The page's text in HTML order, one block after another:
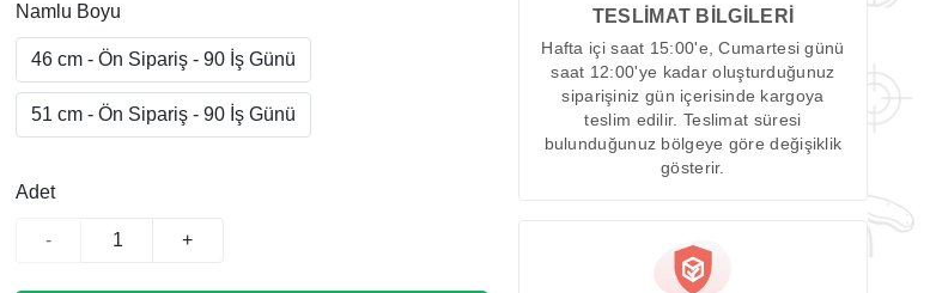
Namlu Boyu
46 cm - Ön Sipariş - 90 İş Günü
51 cm - Ön Sipariş - 90 İş Günü
Adet
- +
TESLİMAT BİLGİLERİ
Hafta içi saat 15:00'e, Cumartesi günü
saat 12:00'ye kadar oluşturduğunuz
siparişiniz gün içerisinde kargoya
teslim edilir. Teslimat süresi
bulunduğunuz bölgeye göre değişiklik
gösterir.